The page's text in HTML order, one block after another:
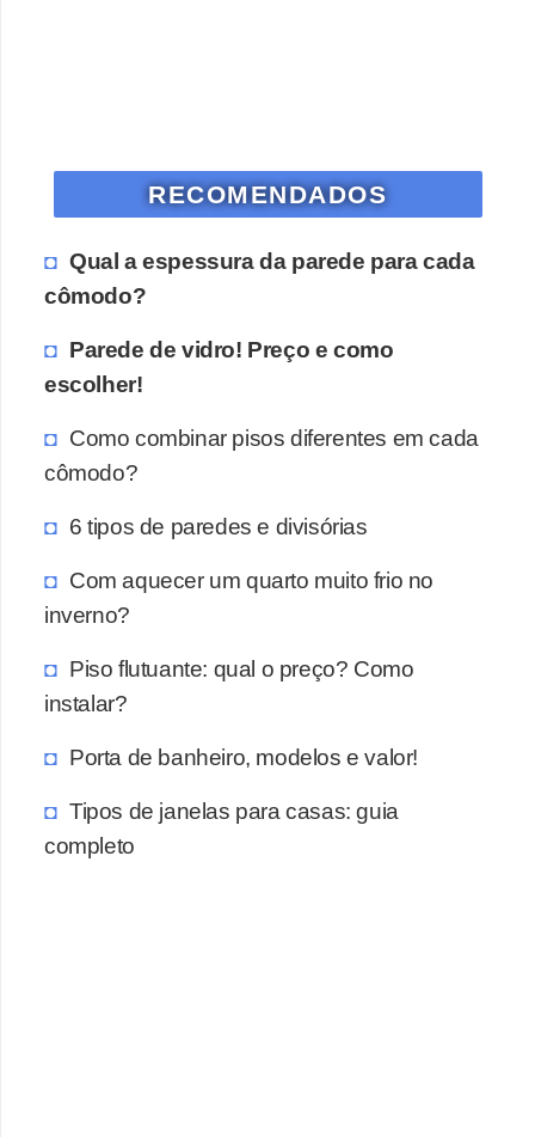
RECOMENDADOS
Qual a espessura da parede para cada
cômodo?
Parede de vidro! Preço e como
escolher!
Como combinar pisos diferentes em cada
cômodo?
6 tipos de paredes e divisórias
Com aquecer um quarto muito frio no
inverno?
Piso flutuante: qual o preço? Como
instalar?
Porta de banheiro, modelos e valor!
Tipos de janelas para casas: guia
completo